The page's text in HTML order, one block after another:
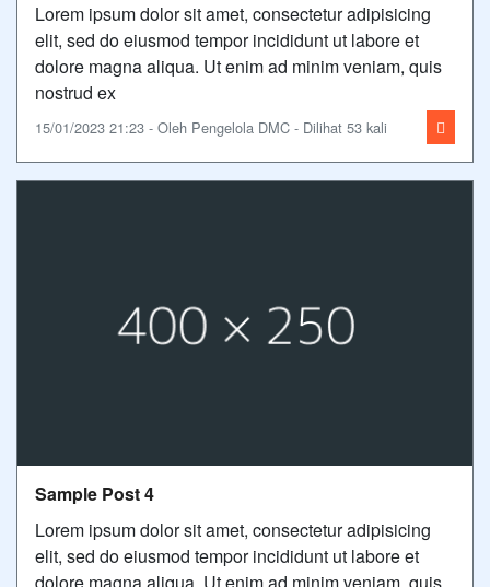
Lorem ipsum dolor sit amet, consectetur adipisicing
elit, sed do eiusmod tempor incididunt ut labore et
dolore magna aliqua. Ut enim ad minim veniam, quis
nostrud ex
15/01/2023 21:23 - Oleh Pengelola DMC - Dilihat 53 kali
Sample Post 4
Lorem ipsum dolor sit amet, consectetur adipisicing
elit, sed do eiusmod tempor incididunt ut labore et